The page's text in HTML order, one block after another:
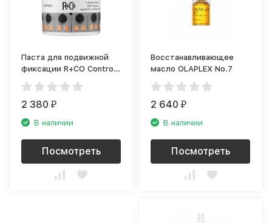
Паста для подвижной
фиксации R+CO Control
R1WACON1ZB1
2 380₽
В наличии
Посмотреть
Восстанавливающее
масло OLAPLEX No.7
2 640₽
В наличии
Посмотреть